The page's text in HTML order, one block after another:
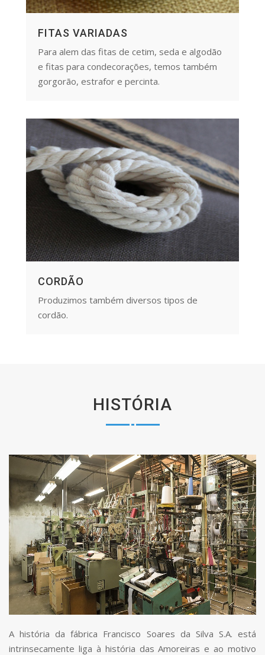
FITAS VARIADAS
Para alem das fitas de cetim, seda e algodão
e fitas para condecorações, temos também
gorgorão, estrafor e percinta.
CORDÃO
Produzimos também diversos tipos de
cordão.
HISTÓRIA
A história da fábrica Francisco Soares da Silva S.A. está
intrinsecamente liga à história das Amoreiras e ao motivo